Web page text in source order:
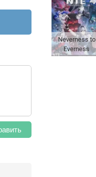
Neverness to
Everness